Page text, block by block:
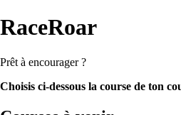
RaceRoar
Prêt à encourager ?
Choisis ci-dessous la course de ton